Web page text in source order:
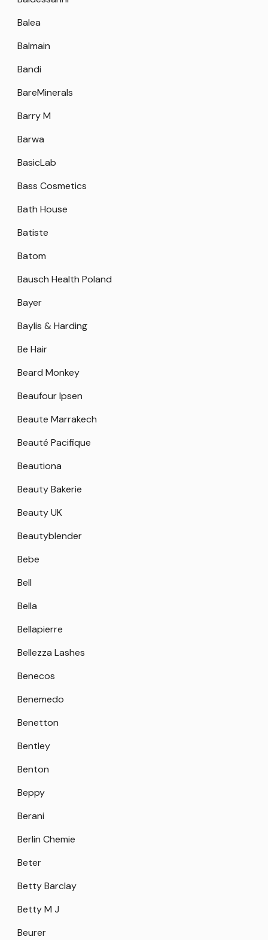
Balea
Balmain
Bandi
BareMinerals
Barry M
Barwa
BasicLab
Bass Cosmetics
Bath House
Batiste
Batom
Bausch Health Poland
Bayer
Baylis & Harding
Be Hair
Beard Monkey
Beaufour Ipsen
Beaute Marrakech
Beauté Pacifique
Beautiona
Beauty Bakerie
Beauty UK
Beautyblender
Bebe
Bell
Bella
Bellapierre
Bellezza Lashes
Benecos
Benemedo
Benetton
Bentley
Benton
Beppy
Berani
Berlin Chemie
Beter
Betty Barclay
Betty M J
Beurer